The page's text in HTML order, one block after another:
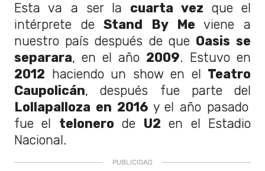
Esta va a ser la cuarta vez que el
intérprete deStand By Me viene a
nuestro país después de que Oasis se
separara, en el año 2009. Estuvo en
2012 haciendo un show en el Teatro
Caupolicán, después fue parte del
Lollapalloza en 2016y el año pasado
fue el telonero de U2 en el Estadio
Nacional.